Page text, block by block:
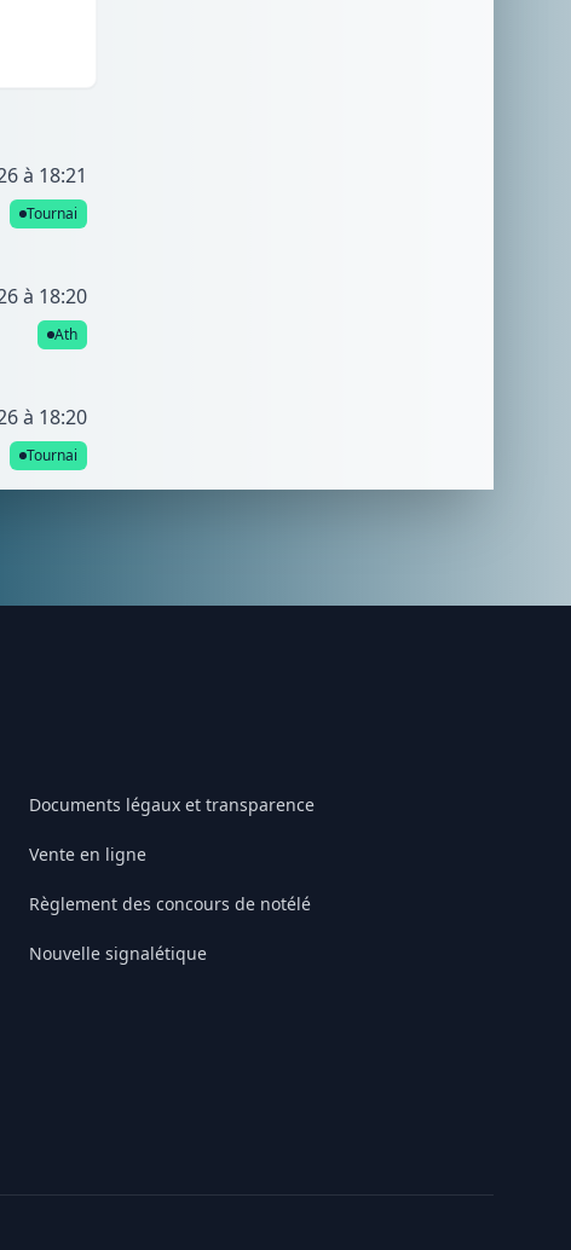
à 18:21
Tournai
à 18:20
Ath
à 18:20
Tournai
Documents légaux et transparence
Vente en ligne
Règlement des concours de notélé
Nouvelle signalétique